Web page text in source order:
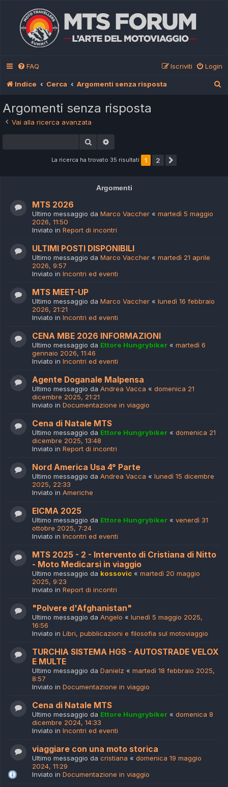
FAQ Login
Iscriviti
Indice Cerca Argomenti senza risposta
Argomenti senza risposta
Vai alla ricerca avanzata
Cerca
La ricerca ha trovato 35 risultati 1 2
Argomenti
MTS 2026
Ultimo messaggio da Marco Vaccher « martedì 5 maggio
2026, 11:50
Inviato in Report di incontri
ULTIMI POSTI DISPONIBILI
Ultimo messaggio da Marco Vaccher « martedì 21 aprile
2026, 9:57
Inviato in Incontri ed eventi
MTS MEET-UP
Ultimo messaggio da Marco Vaccher « lunedì 16 febbraio
2026, 21:21
Inviato in Incontri ed eventi
CENA MBE 2026 INFORMAZIONI
Ultimo messaggio da Ettore Hungrybiker « martedì 6
gennaio 2026, 11:46
Inviato in Incontri ed eventi
Agente Doganale Malpensa
Ultimo messaggio da Andrea Vacca « domenica 21
dicembre 2025, 21:21
Inviato in Documentazione in viaggio
Cena di Natale MTS
Ultimo messaggio da Ettore Hungrybiker « domenica 21
dicembre 2025, 13:48
Inviato in Report di incontri
Nord America Usa 4° Parte
Ultimo messaggio da Andrea Vacca « lunedì 15 dicembre
2025, 22:33
Inviato in Americhe
EICMA 2025
Ultimo messaggio da Ettore Hungrybiker « venerdì 31
ottobre 2025, 7:24
Inviato in Incontri ed eventi
MTS 2025 - 2 - Intervento di Cristiana di Nitto
- Moto Medicarsi in viaggio
Ultimo messaggio da kossovic « martedì 20 maggio
2025, 9:23
Inviato in Report di incontri
"Polvere d'Afghanistan"
Ultimo messaggio da Angelo « lunedì 5 maggio 2025,
16:56
Inviato in Libri, pubblicazioni e filosofia sul motoviaggio
TURCHIA SISTEMA HGS - AUTOSTRADE VELOX
E MULTE
Ultimo messaggio da Danielz « martedì 18 febbraio 2025,
8:57
Inviato in Documentazione in viaggio
Cena di Natale MTS
Ultimo messaggio da Ettore Hungrybiker « domenica 8
dicembre 2024, 14:33
Inviato in Incontri ed eventi
viaggiare con una moto storica
Ultimo messaggio da cristiana « domenica 19 maggio
2024, 11:29
Inviato in Documentazione in viaggio